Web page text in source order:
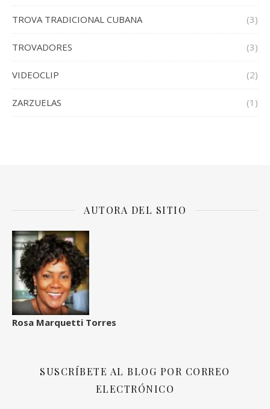
TROVA TRADICIONAL CUBANA (3)
TROVADORES (3)
VIDEOCLIP (2)
ZARZUELAS (1)
AUTORA DEL SITIO
Rosa Marquetti Torres
SUSCRÍBETE AL BLOG POR CORREO
ELECTRÓNICO